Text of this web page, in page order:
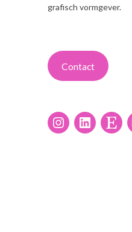
grafisch vormgever.
Contact